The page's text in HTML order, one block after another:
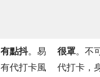
有點抖。易
有代打卡風
很罩。不
代打卡，